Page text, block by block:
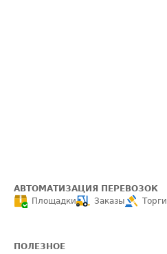
АВТОМАТИЗАЦИЯ ПЕРЕВОЗОК
Площадки
Заказы Торги
ПОЛЕЗНОЕ